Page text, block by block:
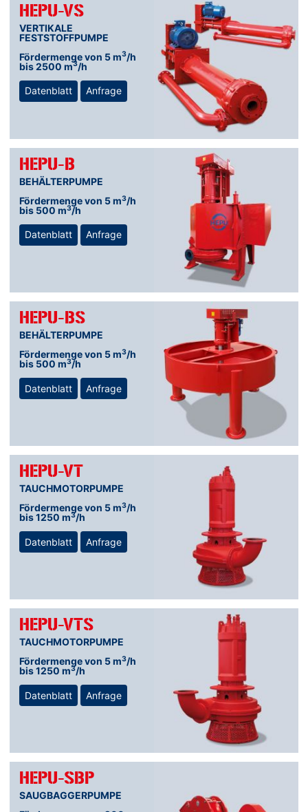
HEPU-VS
VERTIKALE
FESTSTOFFPUMPE
Fördermenge von 5 m3/h
bis 2500 m3/h
Datenblatt Anfrage
HEPU-B
BEHÄLTERPUMPE
Fördermenge von 5 m3/h
bis 500 m3/h
Datenblatt Anfrage
HEPU-BS
BEHÄLTERPUMPE
Fördermenge von 5 m3/h
bis 500 m3/h
Datenblatt Anfrage
HEPU-VT
TAUCHMOTORPUMPE
Fördermenge von 5 m3/h
bis 1250 m3/h
Datenblatt Anfrage
HEPU-VTS
TAUCHMOTORPUMPE
Fördermenge von 5 m3/h
bis 1250 m3/h
Datenblatt Anfrage
HEPU-SBP
SAUGBAGGERPUMPE